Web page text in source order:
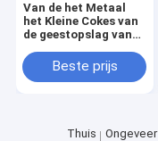
Van de het Metaal
het Kleine Cokes van
de geestopslag van
de het
Monsterenergie Rek
Beste prijs
Thuis
Ongeveer